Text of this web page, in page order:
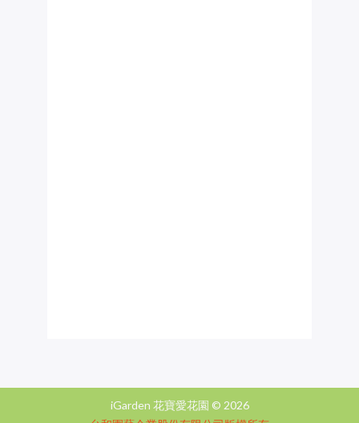
iGarden 花寶愛花園 © 2026